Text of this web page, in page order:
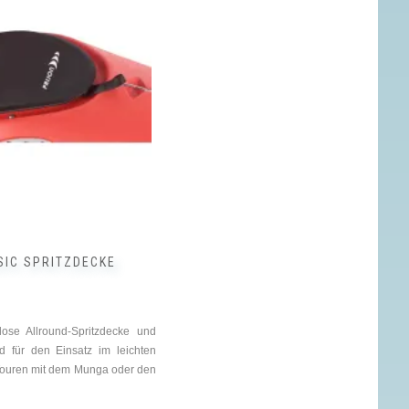
SPRITZDECKE
Allround-Spritzdecke und
für den Einsatz im leichten
mit dem Munga oder den